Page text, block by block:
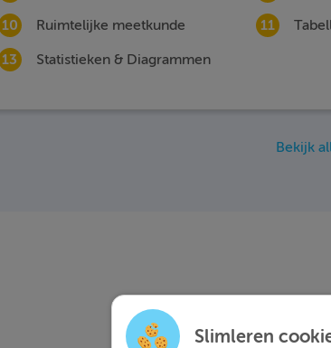
10 Ruimtelijke meetkunde 11
13 Statistieken & Diagrammen
Bekijk
Slimleren